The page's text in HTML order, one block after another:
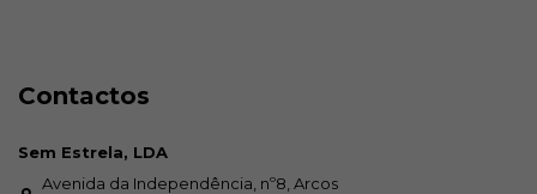
Contactos
Sem Estrela, LDA
Avenida da Independência, nº8, Arcos